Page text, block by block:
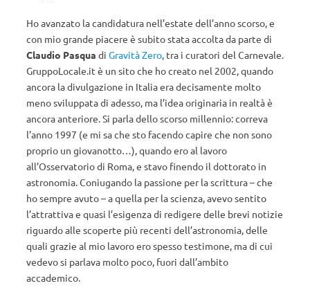
Ho avanzato la candidatura nell’estate dell’anno scorso, e
con mio grande piacere è subito stata accolta da parte di
Claudio Pasqua di Gravità Zero, tra i curatori del Carnevale.
GruppoLocale.it è un sito che ho creato nel 2002, quando
ancora la divulgazione in Italia era decisamente molto
meno sviluppata di adesso, ma l’idea originaria in realtà è
ancora anteriore. Si parla dello scorso millennio: correva
l’anno 1997 (e mi sa che sto facendo capire che non sono
proprio un giovanotto…), quando ero al lavoro
all’Osservatorio di Roma, e stavo finendo il dottorato in
astronomia. Coniugando la passione per la scrittura – che
ho sempre avuto – a quella per la scienza, avevo sentito
l’attrattiva e quasi l’esigenza di redigere delle brevi notizie
riguardo alle scoperte più recenti dell’astronomia, delle
quali grazie al mio lavoro ero spesso testimone, ma di cui
vedevo si parlava molto poco, fuori dall’ambito
accademico.